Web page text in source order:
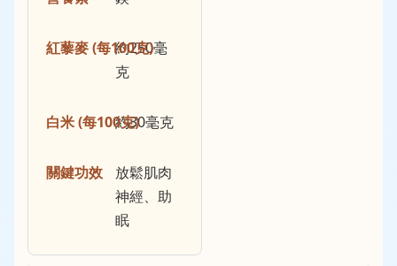
約250毫
克
約30毫克
放鬆肌肉
神經、助
眠